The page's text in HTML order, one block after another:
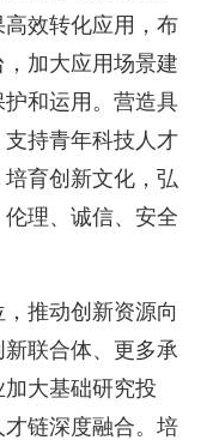
效转化应用，布
加大应用场景建
和运用。营造具
持青年科技人才
育创新文化，弘
理、诚信、安全
推动创新资源向
联合体、更多承
大基础研究投
链深度融合。培